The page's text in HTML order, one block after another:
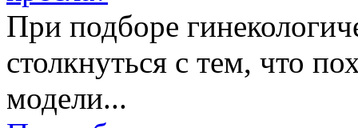
При подборе
столкнуться с тем, что
модели...